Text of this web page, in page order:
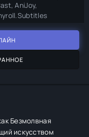
AniJoy,
Безмолвная
искусством